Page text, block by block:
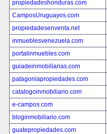
propiedadeshonduras.com
CamposUruguayos.com
propiedadesenventa.net
inmueblesvenezuela.com
portalinmuebles.com
guiadeinmobiliarias.com
patagoniapropiedades.com
catalogoinmobiliario.com
e-campos.com
bloginmobiliario.com
guatepropiedades.com